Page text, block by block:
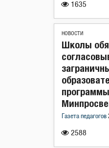
1635
НОВОСТИ
2588
Школы
Газета педагогов